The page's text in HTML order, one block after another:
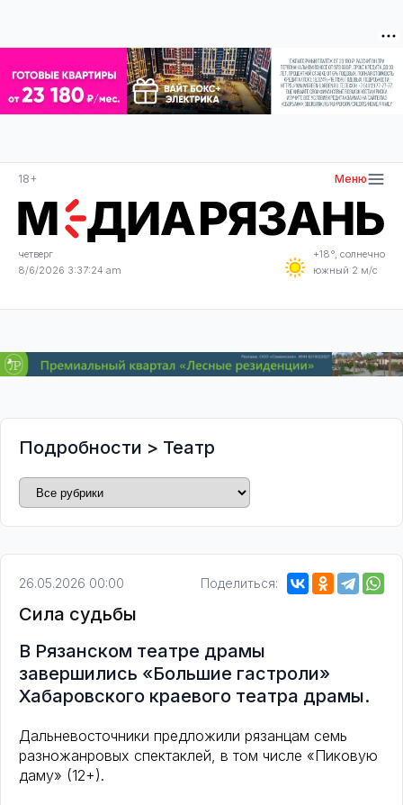
18+ Меню
четверг
8/6/2026 3:37:25 am
+18°, солнечно
южный 2 м/с
Подробности > Театр
26.05.2026 00:00 Поделиться:
Сила судьбы
В Рязанском театре драмы
завершились «Большие гастроли»
Хабаровского краевого театра драмы.
Дальневосточники предложили рязанцам семь
разножанровых спектаклей, в том числе «Пиковую
даму» (12+).